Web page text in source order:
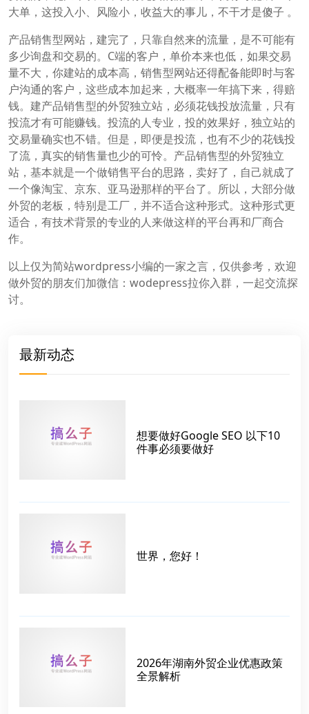
大单，这投入小、风险小，收益大的事儿，不干才是傻子 。
产品销售型网站，建完了，只靠自然来的流量，是不可能有
多少询盘和交易的。C端的客户，单价本来也低，如果交易
量不大，你建站的成本高，销售型网站还得配备能即时与客
户沟通的客户，这些成本加起来，大概率一年搞下来，得赔
钱。建产品销售型的外贸独立站，必须花钱投放流量，只有
投流才有可能赚钱。投流的人专业，投的效果好，独立站的
交易量确实也不错。但是，即便是投流，也有不少的花钱投
了流，真实的销售量也少的可怜。产品销售型的外贸独立
站，基本就是一个做销售平台的思路，卖好了，自己就成了
一个像淘宝、京东、亚马逊那样的平台了。所以，大部分做
外贸的老板，特别是工厂，并不适合这种形式。这种形式更
适合，有技术背景的专业的人来做这样的平台再和厂商合
作。
以上仅为简站wordpress小编的一家之言，仅供参考，欢迎
做外贸的朋友们加微信：wodepress拉你入群，一起交流探
讨。
最新动态
想要做好Google SEO 以下10
件事必须要做好
世界，您好！
2026年湖南外贸企业优惠政策
全景解析